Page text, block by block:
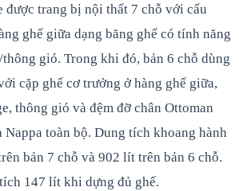
được trang bị nội thất 7 chỗ với cấu
ghế giữa dạng băng ghế có tính năng
gió. Trong khi đó, bản 6 chỗ dùng
cặp ghế cơ trưởng ở hàng ghế giữa,
thông gió và đệm đỡ chân Ottoman
Nappa toàn bộ. Dung tích khoang hành
bản 7 chỗ và 902 lít trên bản 6 chỗ.
147 lít khi dựng đủ ghế.